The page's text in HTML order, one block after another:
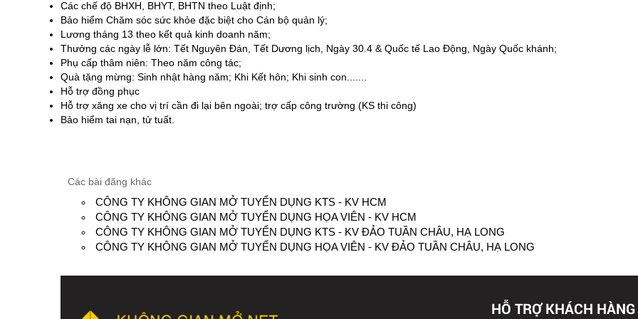
Các chế độ BHXH, BHYT, BHTN theo Luật định;
Bảo hiểm Chăm sóc sức khỏe đặc biệt cho Cán bộ quản lý;
Lương tháng 13 theo kết quả kinh doanh năm;
Thưởng các ngày lễ lớn: Tết Nguyên Đán, Tết Dương lịch, Ngày 30.4 & Quốc tế Lao Động, Ngày Quốc khánh;
Phụ cấp thâm niên: Theo năm công tác;
Quà tặng mừng: Sinh nhật hàng năm; Khi Kết hôn; Khi sinh con.......
Hỗ trợ đồng phục
Hỗ trợ xăng xe cho vị trí cần đi lại bên ngoài; trợ cấp công trường (KS thi công)
Bảo hiểm tai nạn, tử tuất.
Các bài đăng khác
CÔNG TY KHÔNG GIAN MỞ TUYỂN DỤNG KTS - KV HCM
CÔNG TY KHÔNG GIAN MỞ TUYỂN DỤNG HỌA VIÊN - KV HCM
CÔNG TY KHÔNG GIAN MỞ TUYỂN DỤNG KTS - KV ĐẢO TUẦN CHÂU, HẠ LONG
CÔNG TY KHÔNG GIAN MỞ TUYỂN DỤNG HỌA VIÊN - KV ĐẢO TUẦN CHÂU, HẠ LONG
HỖ TRỢ KHÁCH HÀNG